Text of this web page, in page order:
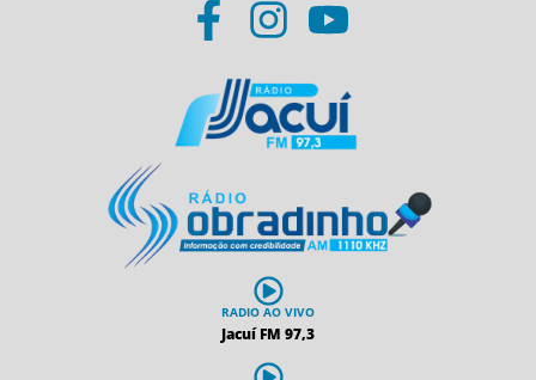
RADIO AO VIVO
Jacuí FM 97,3